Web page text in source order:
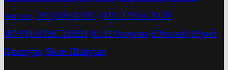
жизни ЭНЦИКЛОПЕДИЯ ТУЛЬСКОЙ
ЖУРНАЛИСТИКИ Ю.Н.Озерова Юбилей Юрий
Цкипури Яков Шафран